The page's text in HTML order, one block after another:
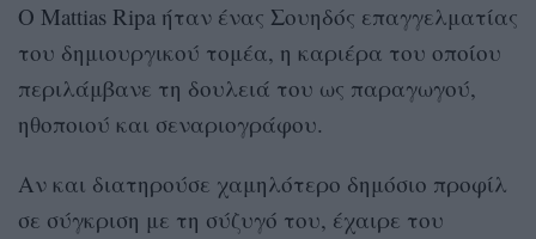
Ο Mattias Ripa ήταν ένας Σουηδός επαγγελματίας
του δημιουργικού τομέα, η καριέρα του οποίου
περιλάμβανε τη δουλειά του ως παραγωγού,
ηθοποιού και σεναριογράφου.
Αν και διατηρούσε χαμηλότερο δημόσιο προφίλ
σε σύγκριση με τη σύζυγό του, έχαιρε του